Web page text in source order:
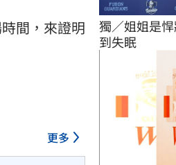
間，來證明
更多
獨／姐姐是
到失眠